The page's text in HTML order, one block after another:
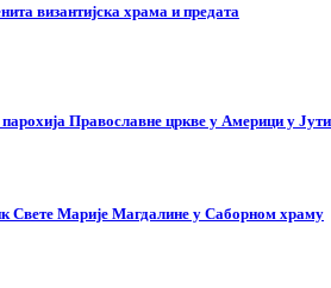
византијска храма и предата
Православне цркве у Америци у Јути
Свете Марије Магдалине у Саборном храму